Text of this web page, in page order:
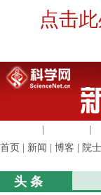
点击
首页
新闻 博客 院士
头 条